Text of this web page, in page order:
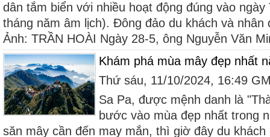
dân tắm biển với nhiều hoạt động đúng vào
tháng năm âm lịch). Đông đảo du khách và nhân
Ảnh: TRẦN HOÀI Ngày 28-5, ông Nguyễn Văn
Khám phá mùa mây đẹp nhất
Thứ sáu, 11/10/2024, 16:49
Sa Pa, được mệnh danh là
bước vào mùa đẹp nhất trong
săn mây cần đến may mắn, thì giờ đây du